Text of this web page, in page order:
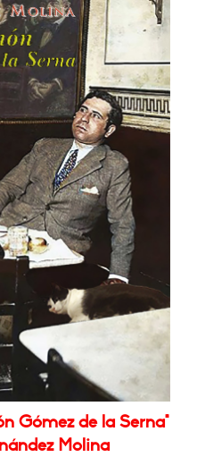
Gómez de la Serna"
Molina